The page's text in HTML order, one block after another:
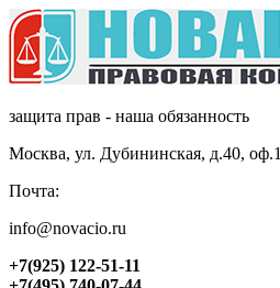
защита прав - наша обязанность
Москва, ул. Дубининская, д.40, оф.1
Почта:
info@novacio.ru
+7(925) 122-51-11